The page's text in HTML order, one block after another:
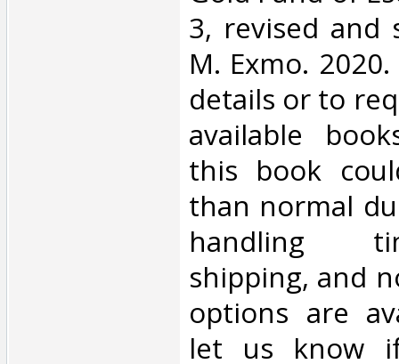
3, revised and
M. Exmo.
details or to
available
this book
than normal
handling
shipping, and
options are
let us know